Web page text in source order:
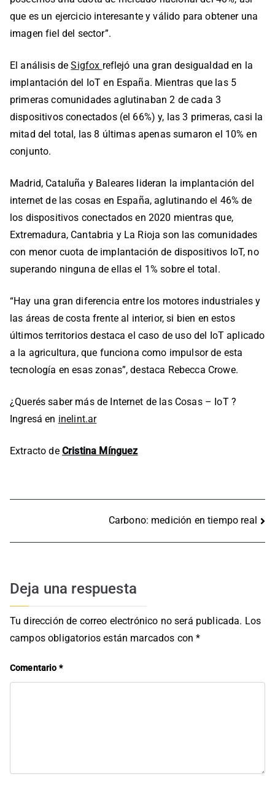
que es un ejercicio interesante y válido para obtener una
imagen fiel del sector”.
El análisis deSigfox reflejó una gran desigualdad en la
implantación del IoT en España. Mientras que las 5
primeras comunidades aglutinaban 2 de cada 3
dispositivos conectados (el 66%) y, las 3 primeras, casi la
mitad del total, las 8 últimas apenas sumaron el 10% en
conjunto.
Madrid, Cataluña y Baleares lideran la implantación del
internet de las cosas en España, aglutinando el 46% de
los dispositivos conectados en 2020 mientras que,
Extremadura, Cantabria y La Rioja son las comunidades
con menor cuota de implantación de dispositivos IoT, no
superando ninguna de ellas el 1% sobre el total.
“Hay una gran diferencia entre los motores industriales y
las áreas de costa frente al interior, si bien en estos
últimos territorios destaca el caso de uso del IoT aplicado
a la agricultura, que funciona como impulsor de esta
tecnología en esas zonas”, destaca Rebecca Crowe.
¿Querés saber más de Internet de las Cosas – IoT ?
Ingresá en inelint.ar
Extracto de Cristina Mínguez
Navegación
de
Carbono: medición en tiempo real
Deja una respuesta
Tu dirección de correo electrónico no será publicada. Los
campos obligatorios están marcados con*
Comentario *